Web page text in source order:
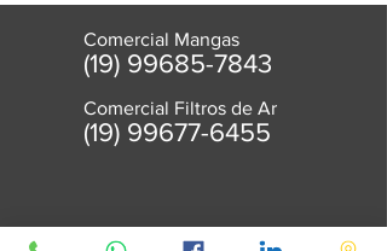
Comercial Mangas
(19) 99685-7843
Comercial Filtros de Ar
(19) 99677-6455